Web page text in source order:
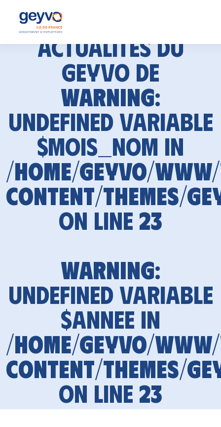
Actualités du
GEYVO de
Warning:
Undefined variable
$mois_nom in
/home/geyvo/
content/themes/
on line 23
Warning:
Undefined variable
$annee in
/home/geyvo/
content/themes/
on line 23